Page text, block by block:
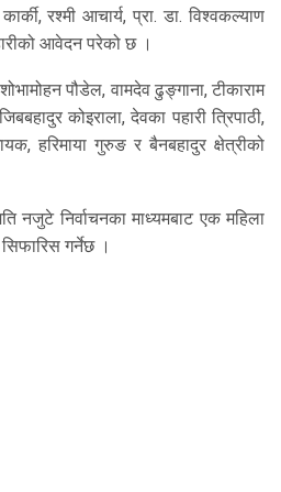
रश्मी आचार्य, प्रा. डा. विश्वकल्याण
आवेदन परेको छ ।
पौडेल, वामदेव ढुङ्गाना, टीकाराम
कोइराला, देवका पहारी त्रिपाठी,
हरिमाया गुरुङ र बैनबहादुर क्षेत्रीको
नजुटे निर्वाचनका माध्यमबाट एक महिला
गर्नेछ ।